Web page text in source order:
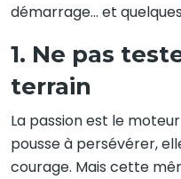
démarrage… et
1. Ne pas
terrain
La passion est le
pousse à persévérer,
courage. Mais cette